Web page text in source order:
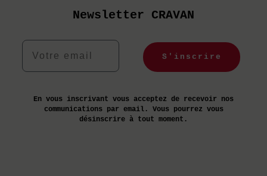
Newsletter CRAVAN
Votre email
S'inscrire
En vous inscrivant vous acceptez de recevoir nos
communications par email. Vous pourrez vous
désinscrire à tout moment.